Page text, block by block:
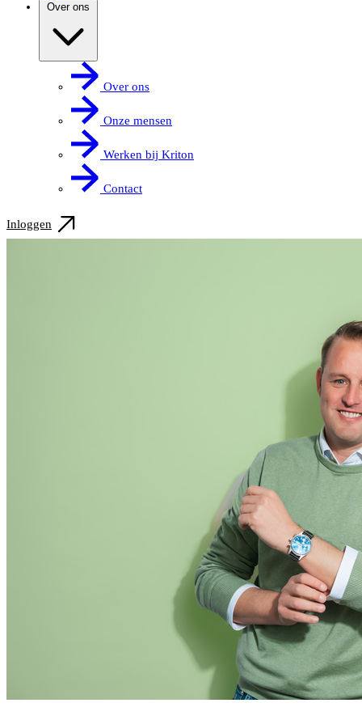
Over ons
Over ons
Onze mensen
Werken bij Kriton
Contact
Inloggen